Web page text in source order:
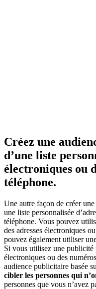
Créez une
d’une liste
électroniques ou
téléphone.
Une autre façon de créer
une liste personnalisée
téléphone. Vous pouvez
des adresses électroniques
pouvez également utiliser
Si vous utilisez une publicité
électroniques ou des
audience publicitaire basée
cibler les personnes qui
personnes que vous n’avez